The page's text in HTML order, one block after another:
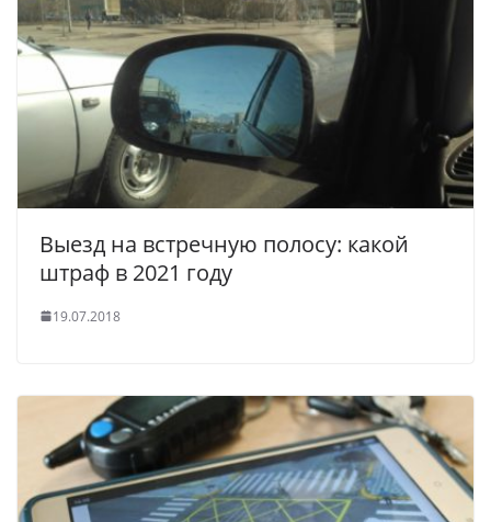
Выезд на встречную полосу: какой
штраф в 2021 году
19.07.2018